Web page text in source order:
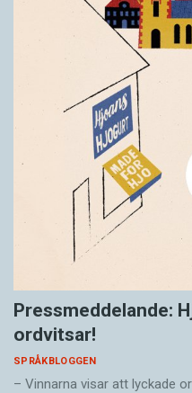
Pressmeddelande:
ordvitsar!
SPRÅKBLOGGEN
– Vinnarna visar att lyckade